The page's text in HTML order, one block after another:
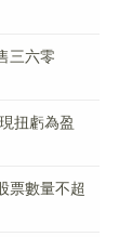
三六零
扭虧為盈
票數量不超